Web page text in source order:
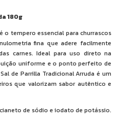
180g
o tempero essencial para churrascos
fina que adere facilmente
carnes. Ideal para uso direto na
uniforme e o ponto perfeito de
de Parrilla Tradicional Arruda é um
que valorizam sabor autêntico e
de sódio e iodato de potássio.